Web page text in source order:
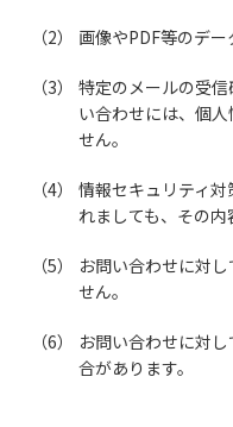
画像やPDF等のデー
特定のメールの受
い合わせには、個
せん。
情報セキュリティ
れましても、その内
お問い合わせに対
せん。
お問い合わせに対
合があります。